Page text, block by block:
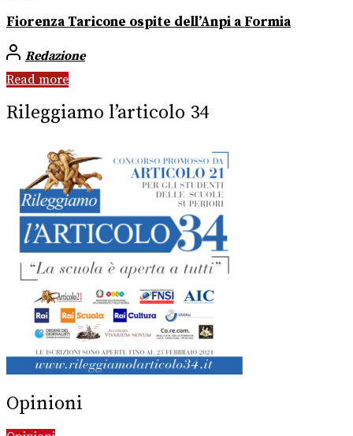
Fiorenza Taricone ospite dell’Anpi a Formia
Redazione
Read more
Rileggiamo l’articolo 34
Opinioni